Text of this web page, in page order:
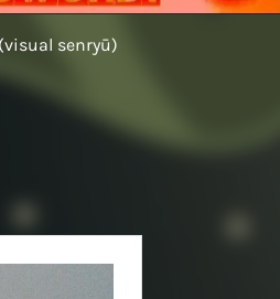
(visual senryū)